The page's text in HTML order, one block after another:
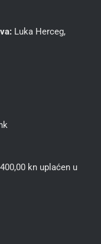
Luka Herceg,
kn uplaćen u